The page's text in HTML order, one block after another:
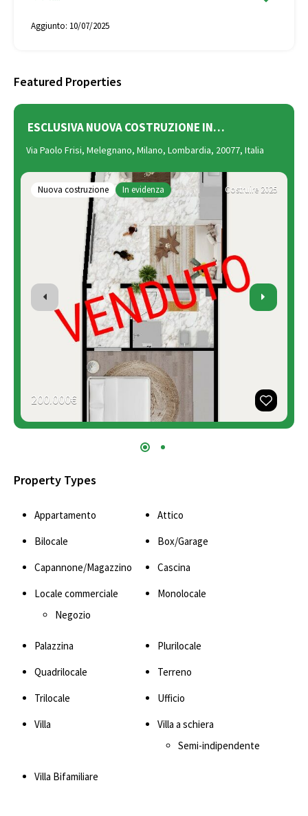
Aggiunto: 10/07/2025
Featured Properties
ESCLUSIVA NUOVA COSTRUZIONE IN…
Via Paolo Frisi, Melegnano, Milano, Lombardia, 20077, Italia
Nuova costruzione In evidenza Costruire 2025
200.000€
Property Types
Appartamento
Attico
Bilocale
Box/Garage
Capannone/Magazzino
Cascina
Locale commerciale
Negozio
Monolocale
Palazzina
Plurilocale
Quadrilocale
Terreno
Trilocale
Ufficio
Villa
Villa a schiera
Semi-indipendente
Villa Bifamiliare